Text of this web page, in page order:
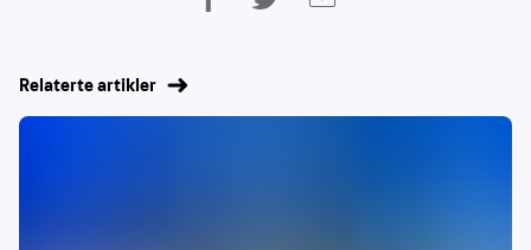
Relaterte artikler